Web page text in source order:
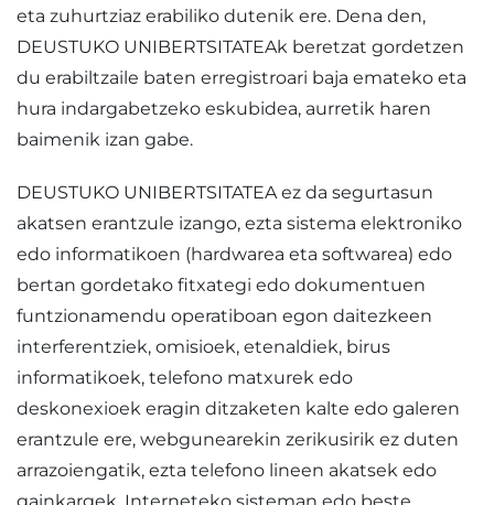
eta zuhurtziaz erabiliko dutenik ere. Dena den,
DEUSTUKO UNIBERTSITATEAk beretzat gordetzen
du erabiltzaile baten erregistroari baja emateko eta
hura indargabetzeko eskubidea, aurretik haren
baimenik izan gabe.
DEUSTUKO UNIBERTSITATEA ez da segurtasun
akatsen erantzule izango, ezta sistema elektroniko
edo informatikoen (hardwarea eta softwarea) edo
bertan gordetako fitxategi edo dokumentuen
funtzionamendu operatiboan egon daitezkeen
interferentziek, omisioek, etenaldiek, birus
informatikoek, telefono matxurek edo
deskonexioek eragin ditzaketen kalte edo galeren
erantzule ere, webgunearekin zerikusirik ez duten
arrazoiengatik, ezta telefono lineen akatsek edo